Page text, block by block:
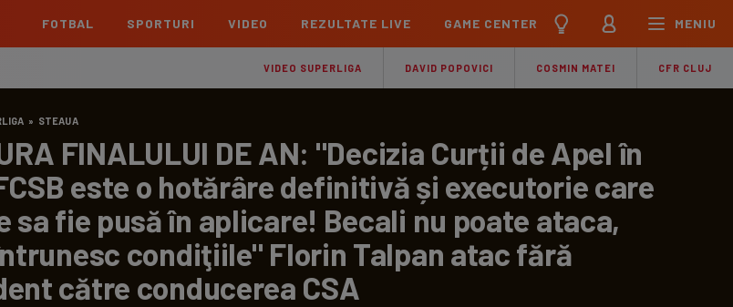
FOTBAL
Liga 2
Echipe Meciuri Clasament
Cupa României Betano
Echipe Meciuri
TOATE ȘTIRILE
Internațional
Europa League
Echipe Meciuri Clasament
Conference League
Echipe Meciuri
La Liga
Echipe Meciuri
Echipa Națională
U21
Program Jucători
SPORTURI VIDEO REZULTATE LIVE GAME CENTER MENIU
VIDEO SUPERLIGA DAVID POPOVICI COSMIN MATEI CFR CLUJ
» STEAUA
FINALULUI DE AN: "Decizia Curții de Apel în
este o hotărâre definitivă și executorie care
sa fie pusă în aplicare! Becali nu poate ataca,
condiţiile" Florin Talpan atac fără
către conducerea CSA